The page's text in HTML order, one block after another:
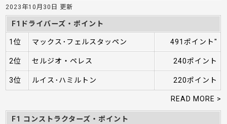
2023年10月30日 更新
F1ドライバーズ・ポイント
1位 マックス･フェルスタッペン 491ポイント"
2位 セルジオ・ペレス 240ポイント
3位 ルイス･ハミルトン 220ポイント
READ MORE >
F1 コンストラクターズ・ポイント